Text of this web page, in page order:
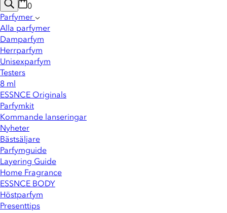
0
Parfymer
Alla parfymer
Damparfym
Herrparfym
Unisexparfym
Testers
8 ml
ESSNCE Originals
Parfymkit
Kommande lanseringar
Nyheter
Bästsäljare
Parfymguide
Layering Guide
Home Fragrance
ESSNCE BODY
Höstparfym
Presenttips